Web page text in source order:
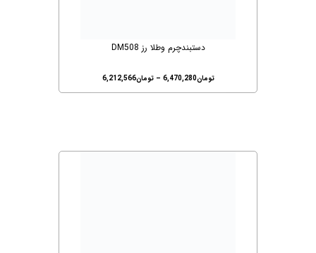
دستبندچرم وطلا رز DM508
تومان6,470,280
– تومان6,212,566